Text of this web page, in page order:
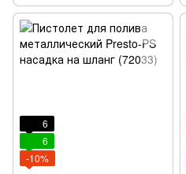
6
6
-10%